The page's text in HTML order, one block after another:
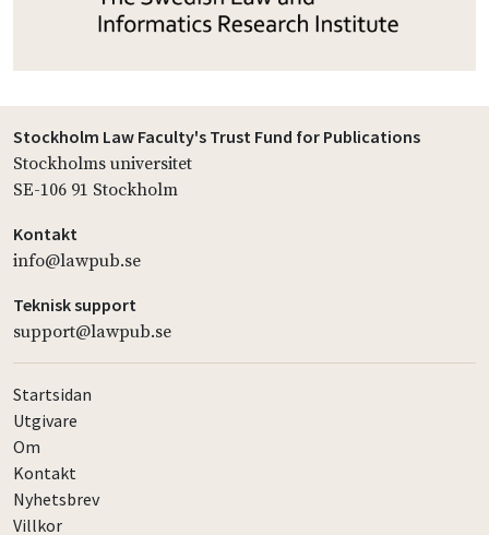
Stockholm Law Faculty's Trust Fund for Publications
Stockholms universitet
SE-106 91 Stockholm
Kontakt
info@lawpub.se
Teknisk support
support@lawpub.se
Startsidan
Utgivare
Om
Kontakt
Nyhetsbrev
Villkor